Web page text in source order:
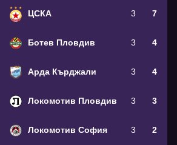
ЦСКА 3 7
Ботев Пловдив 3 4
Арда Кърджали 3 4
Локомотив Пловдив 3 3
Локомотив София 3 2